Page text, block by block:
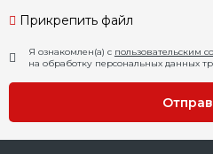
Прикрепить файл
Я ознакомлен(а) с пользовательским
на обработку персональных данных